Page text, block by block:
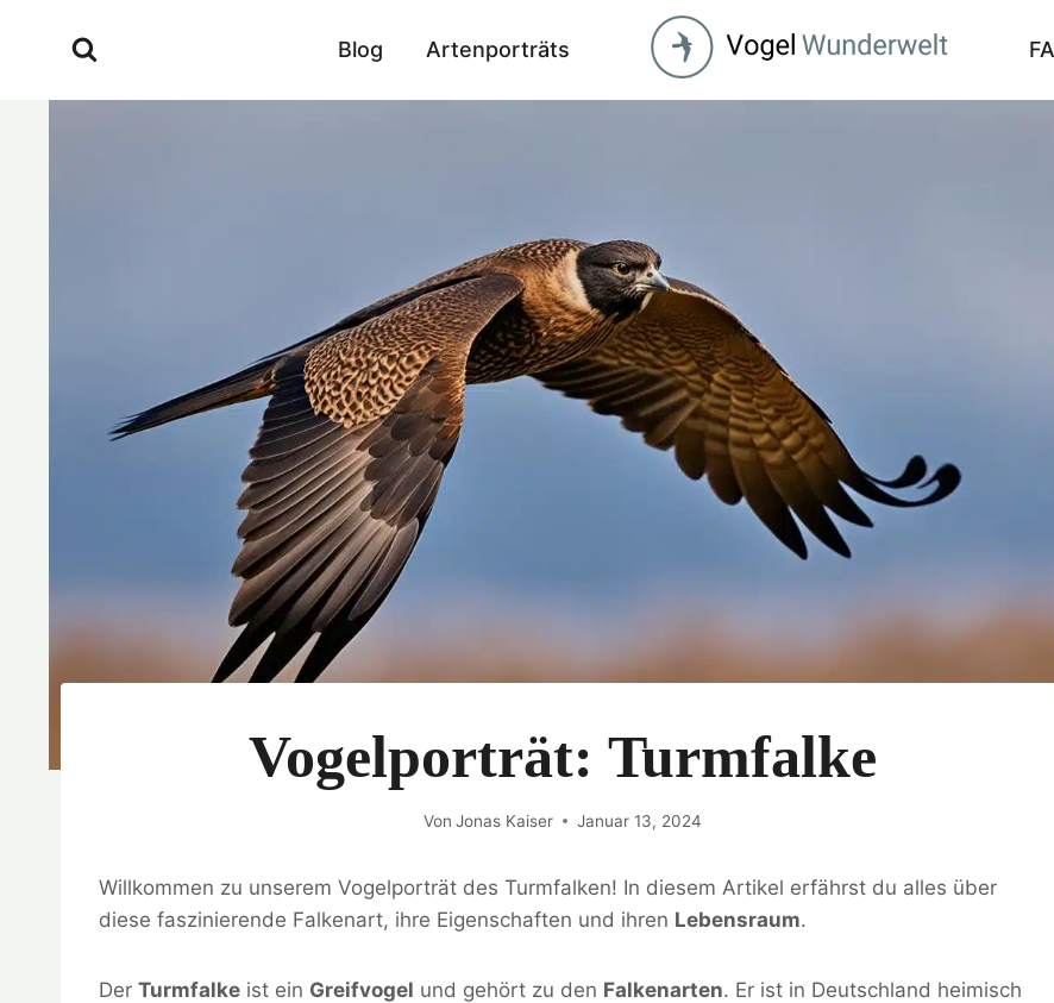
Blog Artenporträts
Vogelporträt: Turmfalke
Von Jonas Kaiser Januar 13, 2024
Willkommen zu unserem Vogelporträt des Turmfalken! In diesem Artikel erfährst du alles über
diese faszinierende Falkenart, ihre Eigenschaften und ihren Lebensraum.
Der Turmfalke ist ein Greifvogel und gehört zu den Falkenarten. Er ist in Deutschland heimisch